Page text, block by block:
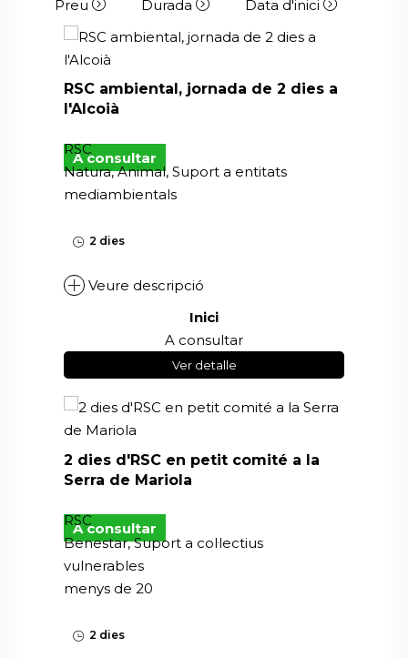
Preu
Durada Data d'inici
A consultar
RSC ambiental, jornada de 2 dies a
l'Alcoià
RSC
Natura, Animal, Suport a entitats
mediambientals
2 dies
Veure descripció
Inici
A consultar
Ver detalle
A consultar
2 dies d'RSC en petit comité a la
Serra de Mariola
RSC
Benestar, Suport a col·lectius
vulnerables
menys de 20
2 dies